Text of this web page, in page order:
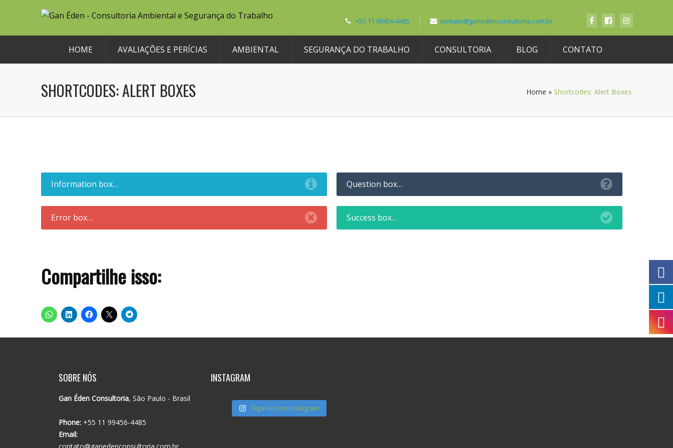
+55 11 99456-4485 contato@ganedenconsultoria.com.br
HOME AVALIAÇÕES E PERÍCIAS AMBIENTAL SEGURANÇA DO TRABALHO CONSULTORIA BLOG CONTATO
SHORTCODES: ALERT BOXES Home » Shortcodes: Alert Boxes
Information box… Question box…
Error box… Success box…
Compartilhe isso:
SOBRE NÓS
Gan Éden Consultoria, São Paulo - Brasil
Phone: +55 11 99456-4485
Email:
INSTAGRAM
Siga-nos no Instagram